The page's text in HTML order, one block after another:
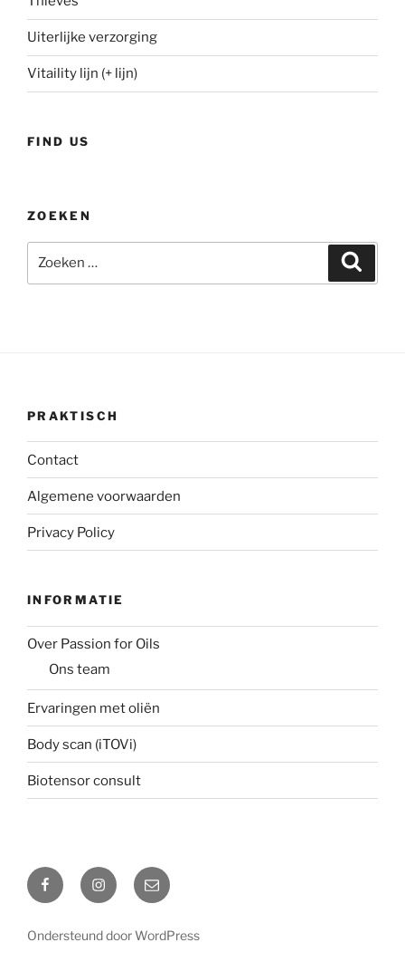
Uiterlijke verzorging
Vitaility lijn (+ lijn)
FIND US
ZOEKEN
naar:
PRAKTISCH
Contact
Algemene voorwaarden
Privacy Policy
INFORMATIE
Over Passion for Oils
Ons team
Ervaringen met oliën
Body scan (iTOVi)
Biotensor consult
FacebookInstagramEmail
Ondersteund door WordPress